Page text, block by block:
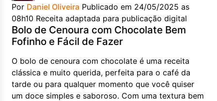
Por Daniel Oliveira Publicado em 24/05/2025 as
08h10 Receita adaptada para publicação digital
Bolo de Cenoura com Chocolate Bem
Fofinho e Fácil de Fazer
O bolo de cenoura com chocolate é uma receita
clássica e muito querida, perfeita para o café da
tarde ou para qualquer momento que você quiser
um doce simples e saboroso. Com uma textura bem